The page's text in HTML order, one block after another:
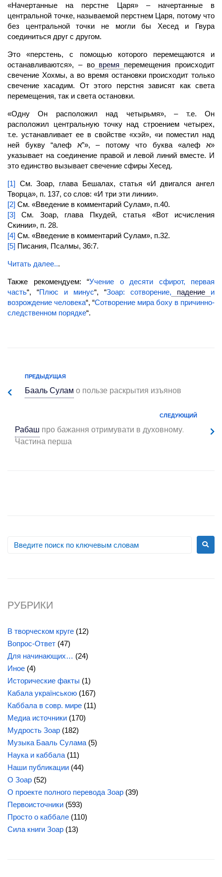
«Начертанные на перстне Царя» – начертанные в
центральной точке, называемой перстнем Царя, потому что
без центральной точки не могли бы Хесед и Гвура
соединиться друг с другом.
Это «перстень, с помощью которого перемещаются и
останавливаются», – вовремя перемещения происходит
свечение Хохмы, а во время остановки происходит только
свечение хасадим. От этого перстня зависят как света
перемещения, так и света остановки.
«Одну Он расположил над четырьмя», – т.е. Он
расположил центральную точку над строением четырех,
т.е. устанавливает ее в свойстве «хэй», «и поместил над
ней букву “алеф א”», – потому что буква «алеф א»
указывает на соединение правой и левой линий вместе. И
это единство вызывает свечение сфиры Хесед.
[1] См. Зоар, глава Бешалах, статья «И двигался ангел
Творца», п. 137, со слов: «И три эти линии».
[2] См. «Введение в комментарий Сулам», п.40.
[3] См. Зоар, глава Пкудей, статья «Вот исчисления
Скинии», п. 28.
[4] См. «Введение в комментарий Сулам», п.32.
[5] Писания, Псалмы, 36:7.
Читать далее...
Также рекомендуем: “Учение о десяти сфирот, первая
часть“, “Плюс и минус“, “Зоар: сотворение, падение и
возрождение человека“, “Сотворение мира боху в причинно-
следственном порядке“.
ПРЕДЫДУЩАЯ
Бааль Суламо пользе раскрытия изъянов
СЛЕДУЮЩИЙ
Рабаш про бажання отримувати в духовному.
Частина перша
РУБРИКИ
В творческом круге (12)
Вопрос-Ответ (47)
Для начинающих… (24)
Иное (4)
Исторические факты (1)
Кабала українською (167)
Каббала в совр. мире (11)
Медиа источники (170)
Мудрость Зоар (182)
Музыка Бааль Сулама (5)
Наука и каббала (11)
Наши публикации (44)
О Зоар (52)
О проекте полного перевода Зоар (39)
Первоисточники (593)
Просто о каббале (110)
Сила книги Зоар (13)